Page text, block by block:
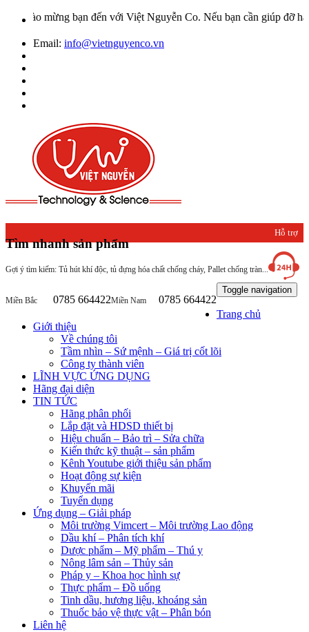
mừng bạn đến với Việt Nguyễn Co. Nếu bạn cần giúp đỡ hãy
Email: info@vietnguyenco.vn
Tìm nhanh sản phẩm
Gợi ý tìm kiếm: Tủ hút khí độc, tủ đựng hóa chất chống cháy, Pallet chống tràn...
Hỗ trợ
khách
hàng
Miền Bắc 0785 664422Miền Nam 0785 664422
Toggle navigation
Trang chủ
Giới thiệu
Về chúng tôi
Tầm nhìn – Sứ mệnh – Giá trị cốt lõi
Công ty thành viên
LĨNH VỰC ỨNG DỤNG
Hãng đại diện
TIN TỨC
Hãng phân phối
Lắp đặt và HDSD thiết bị
Hiệu chuẩn – Bảo trì – Sửa chữa
Kiến thức kỹ thuật – sản phẩm
Kênh Youtube giới thiệu sản phẩm
Hoạt động sự kiện
Khuyến mãi
Tuyển dụng
Ứng dụng – Giải pháp
Môi trường Vimcert – Môi trường Lao động
Dầu khí – Phân tích khí
Dược phẩm – Mỹ phẩm – Thú y
Nông lâm sản – Thủy sản
Pháp y – Khoa học hình sự
Thực phẩm – Đồ uống
Tinh dầu, hương liệu, khoáng sản
Thuốc bảo vệ thực vật – Phân bón
Liên hệ